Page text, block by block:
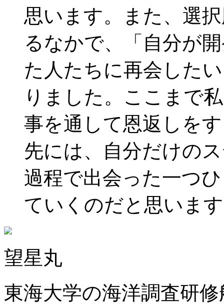
思います。また、選
るなかで、「自分が
た人たちに再会した
りました。ここまで
事を通して恩返しを
先には、自分だけの
過程で出会った一つ
ていくのだと思いま
望星丸
東海大学の海洋調査研